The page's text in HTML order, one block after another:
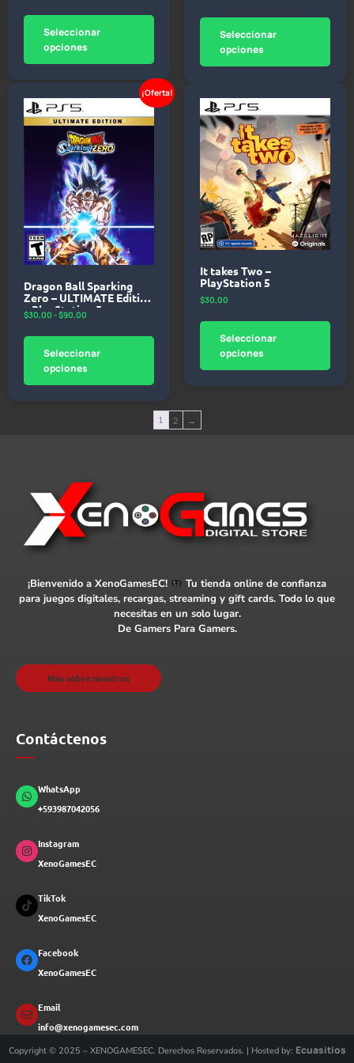
Seleccionar
opciones
Seleccionar
opciones
¡Oferta!
Dragon Ball Sparking
Zero – ULTIMATE Edition
– PlayStation 5
$30,00 -$90,00
Seleccionar
opciones
It takes Two –
PlayStation 5
$30,00
Seleccionar
opciones
1 2 →
¡Bienvenido a XenoGamesEC!
Tu tienda online de confianza
para juegos digitales, recargas, streaming y gift cards. Todo lo que
necesitas en un solo lugar.
De Gamers Para Gamers.
Más sobre nosotros
Contáctenos
WhatsApp
+593987042056
Instagram
XenoGamesEC
TikTok
XenoGamesEC
Facebook
XenoGamesEC
Email
info@xenogamesec.com
Copyright © 2025 – XENOGAMESEC. Derechos Reservados. | Hosted by: Ecuasitios